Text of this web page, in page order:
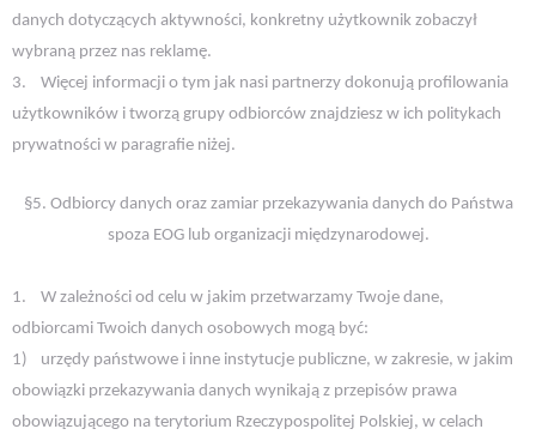
danych dotyczących aktywności, konkretny użytkownik zobaczył
wybraną przez nas reklamę.
3.
Więcej informacji o tym jak nasi partnerzy dokonują profilowania
użytkowników i tworzą grupy odbiorców znajdziesz w ich politykach
prywatności w paragrafie niżej.
§5. Odbiorcy danych oraz zamiar przekazywania danych do Państwa
spoza EOG lub organizacji międzynarodowej.
1.
W zależności od celu w jakim przetwarzamy Twoje dane,
odbiorcami Twoich danych osobowych mogą być:
1)
urzędy państwowe i inne instytucje publiczne, w zakresie, w jakim
obowiązki przekazywania danych wynikają z przepisów prawa
obowiązującego na terytorium Rzeczypospolitej Polskiej, w celach